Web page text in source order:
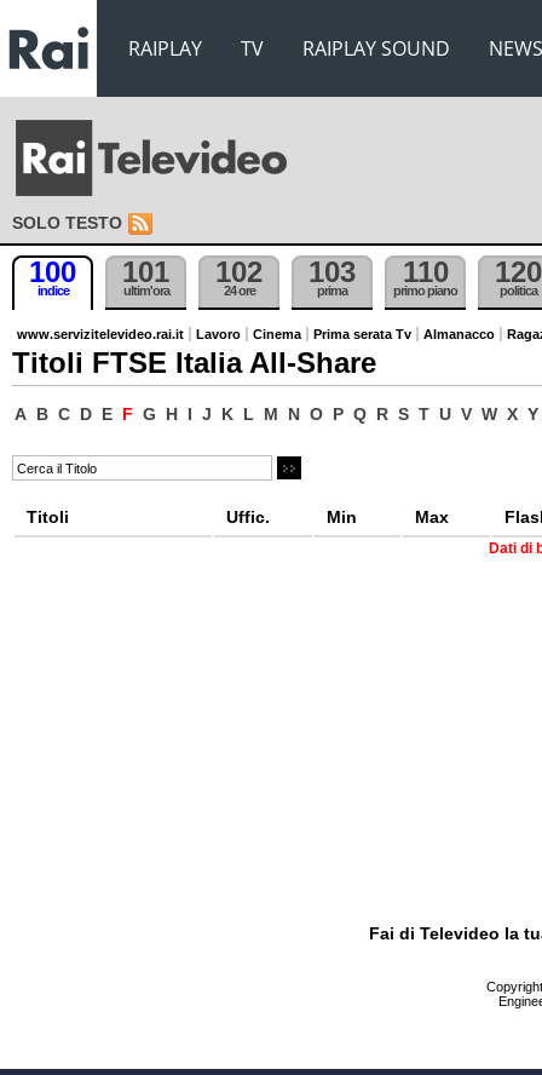
RAIPLAY TV RAIPLAY SOUND NEWS
SOLO TESTO
100
indice
101
ultim'ora
102
24 ore
103
prima
110
primo piano
120
politica
www.servizitelevideo.rai.it Lavoro Cinema Prima serata Tv Almanacco
Titoli FTSE Italia All-Share
A B C D E F G H I J K L M N O P Q R S T U V W X Y
Titoli Uffic. Min Max
Dati di
Fai di Televideo la